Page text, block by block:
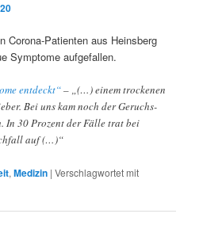
Corona-Patienten aus Heinsberg
Symptome aufgefallen.
entdeckt“– „(…) einem trockenen
Bei uns kam noch der Geruchs-
In 30 Prozent der Fälle trat bei
auf (…)“
,Medizin |Verschlagwortet mit